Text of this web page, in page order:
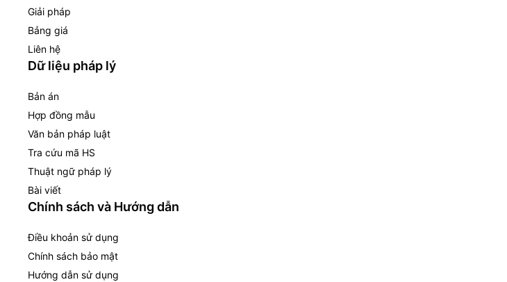
Giải pháp
Bảng giá
Liên hệ
Dữ liệu pháp lý
Bản án
Hợp đồng mẫu
Văn bản pháp luật
Tra cứu mã HS
Thuật ngữ pháp lý
Bài viết
Chính sách và Hướng dẫn
Điều khoản sử dụng
Chính sách bảo mật
Hướng dẫn sử dụng